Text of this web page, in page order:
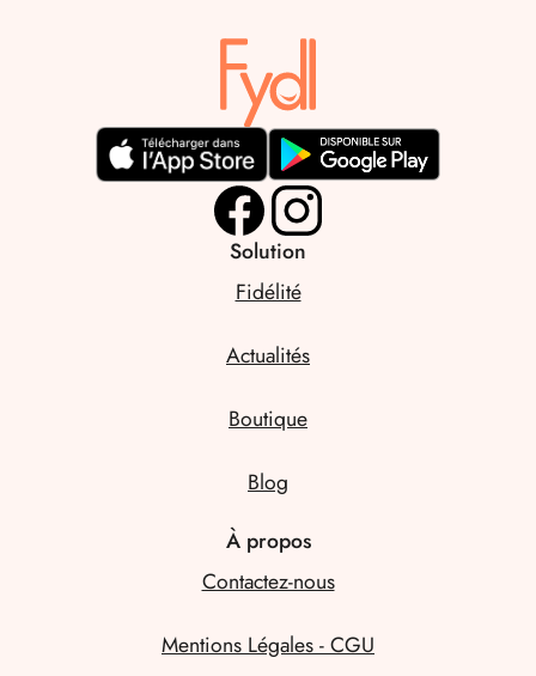
Solution
Fidélité
Actualités
Boutique
Blog
À propos
Contactez-nous
Mentions Légales - CGU